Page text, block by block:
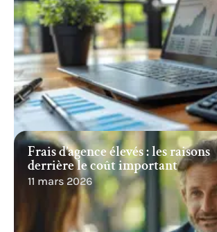
Frais d’agence élevés : les raisons
derrière le coût important
11 mars 2026